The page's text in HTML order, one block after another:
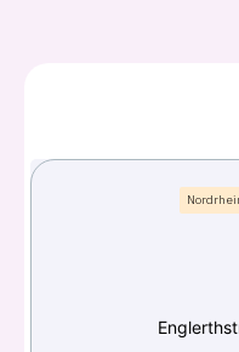
أو البريد الالكتروني